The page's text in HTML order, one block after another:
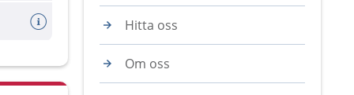
Hitta oss
Om oss